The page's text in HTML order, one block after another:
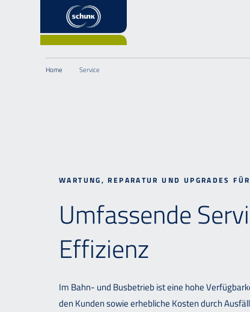
Service
Home
WARTUNG, REPARATUR UND UPGRADES
Umfassende
Effizienz
Im Bahn- und Busbetrieb ist eine hohe
den Kunden sowie erhebliche Kosten durch